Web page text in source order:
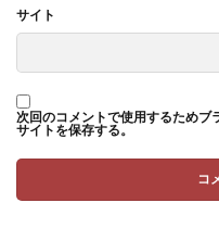
サイト
次回のコメントで使用するためブ
サイトを保存する。